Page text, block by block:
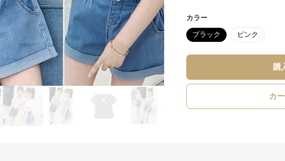
カラー
ブラック ピンク
購
カ